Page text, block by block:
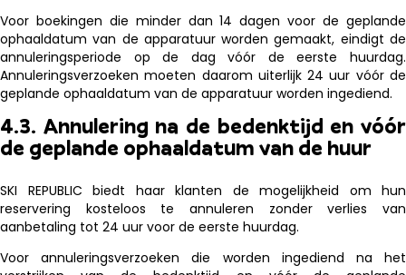
Voor boekingen die minder dan 14 dagen voor de geplande
ophaaldatum van de apparatuur worden gemaakt, eindigt de
annuleringsperiode op de dag vóór de eerste huurdag.
Annuleringsverzoeken moeten daarom uiterlijk 24 uur vóór de
geplande ophaaldatum van de apparatuur worden ingediend.
4.3. Annulering na de bedenktijd en vóór
de geplande ophaaldatum van de huur
SKI REPUBLIC biedt haar klanten de mogelijkheid om hun
reservering kosteloos te annuleren zonder verlies van
aanbetaling tot 24 uur voor de eerste huurdag.
Voor annuleringsverzoeken die worden ingediend na het